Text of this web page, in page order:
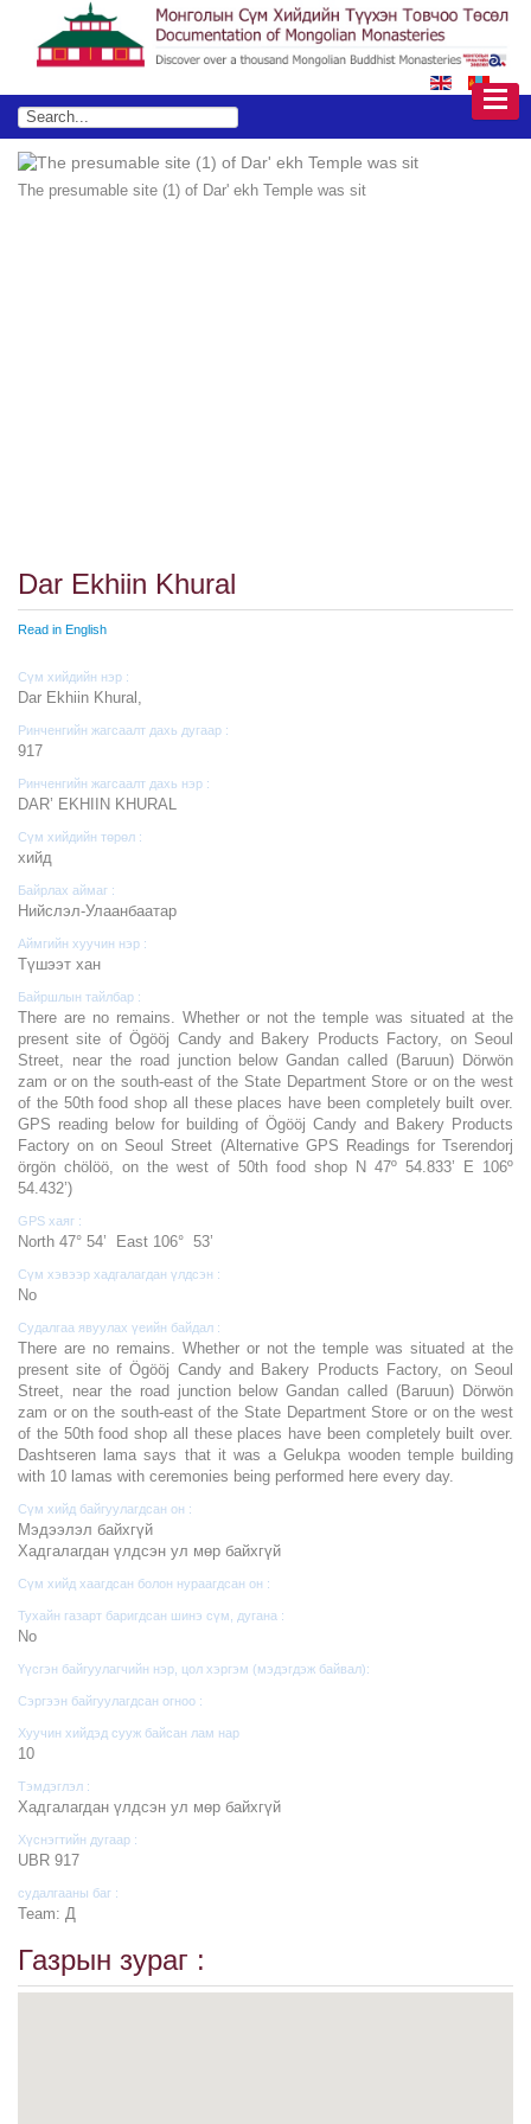
The presumable site (1) of Dar' ekh Temple was sit
Dar Ekhiin Khural
Read in English
Сүм хийдийн нэр :
Dar Ekhiin Khural,
Ринченгийн жагсаалт дахь дугаар :
917
Ринченгийн жагсаалт дахь нэр :
DAR’ EKHIIN KHURAL
Сүм хийдийн төрөл :
хийд
Байрлах аймаг :
Нийслэл-Улаанбаатар
Аймгийн хуучин нэр :
Түшээт хан
Байршлын тайлбар :
There are no remains. Whether or not the temple was situated at the
present site of Ögööj Candy and Bakery Products Factory, on Seoul
Street, near the road junction below Gandan called (Baruun) Dörwön
zam or on the south-east of the State Department Store or on the west
of the 50th food shop all these places have been completely built over.
GPS reading below for building of Ögööj Candy and Bakery Products
Factory on on Seoul Street (Alternative GPS Readings for Tserendorj
örgön chölöö, on the west of 50th food shop N 47º 54.833’ E 106º
54.432’)
GPS хаяг :
North 47° 54’ East 106° 53’
Сүм хэвээр хадгалагдан үлдсэн :
No
Судалгаа явуулах үеийн байдал :
There are no remains. Whether or not the temple was situated at the
present site of Ögööj Candy and Bakery Products Factory, on Seoul
Street, near the road junction below Gandan called (Baruun) Dörwön
zam or on the south-east of the State Department Store or on the west
of the 50th food shop all these places have been completely built over.
Dashtseren lama says that it was a Gelukpa wooden temple building
with 10 lamas with ceremonies being performed here every day.
Сүм хийд байгуулагдсан он :
Мэдээлэл байхгүй
Хадгалагдан үлдсэн ул мөр байхгүй
Сүм хийд хаагдсан болон нураагдсан он :
Тухайн газарт баригдсан шинэ сүм, дугана :
No
Үүсгэн байгуулагчийн нэр, цол хэргэм (мэдэгдэж байвал):
Сэргээн байгуулагдсан огноо :
Хуучин хийдэд сууж байсан лам нар
10
Тэмдэглэл :
Хадгалагдан үлдсэн ул мөр байхгүй
Хүснэгтийн дугаар :
UBR 917
судалгааны баг :
Team: Д
Газрын зураг :